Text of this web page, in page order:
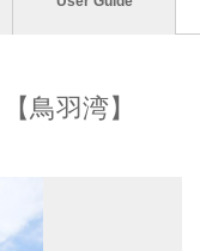
鳥羽湾】